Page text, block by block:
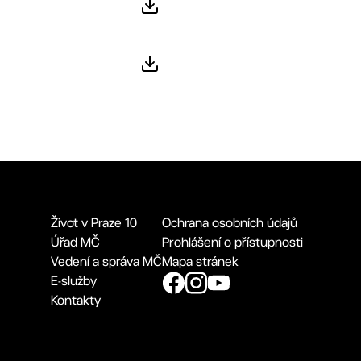
Život v Praze 10
Úřad MČ
Vedení a správa MČ
E-služby
Kontakty
Ochrana osobních údajů
Prohlášení o přístupnosti
Mapa stránek